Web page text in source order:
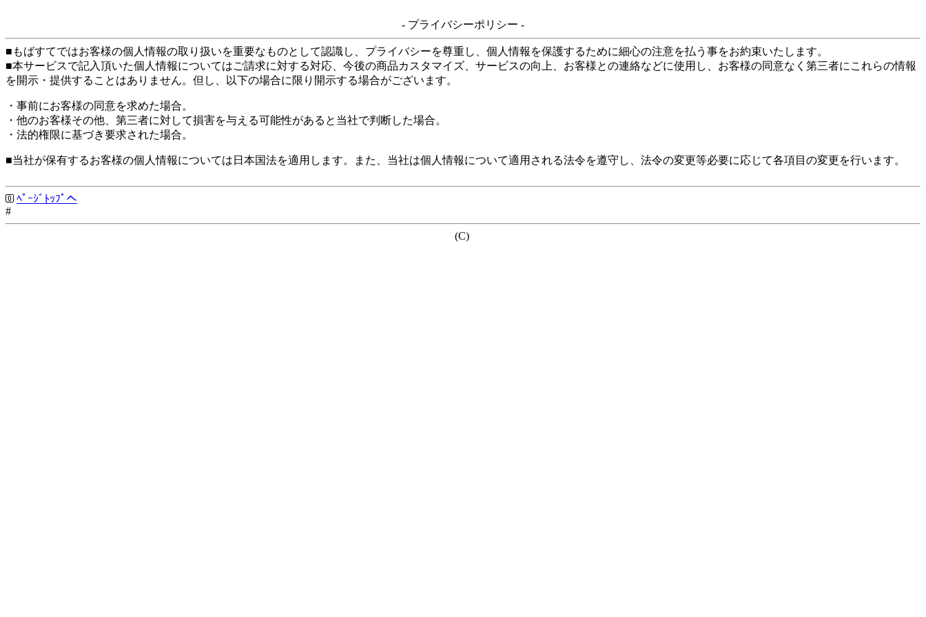
- プライバシーポリシー -
■もばすてではお客様の個人情報の取り扱いを重要なものとして認識し、プライバシーを尊重し、個人情報を保護するために細心の注意を払う事をお約束いたします。
■本サービスで記入頂いた個人情報についてはご請求に対する対応、今後の商品カスタマイズ、サービスの向上、お客様との連絡などに使用し、お客様の同意なく第三者にこれらの情報
を開示・提供することはありません。但し、以下の場合に限り開示する場合がございます。
・事前にお客様の同意を求めた場合。
・他のお客様その他、第三者に対して損害を与える可能性があると当社で判断した場合。
・法的権限に基づき要求された場合。
■当社が保有するお客様の個人情報については日本国法を適用します。また、当社は個人情報について適用される法令を遵守し、法令の変更等必要に応じて各項目の変更を行います。
ﾍﾟｰｼﾞﾄｯﾌﾟへ
#
(C)